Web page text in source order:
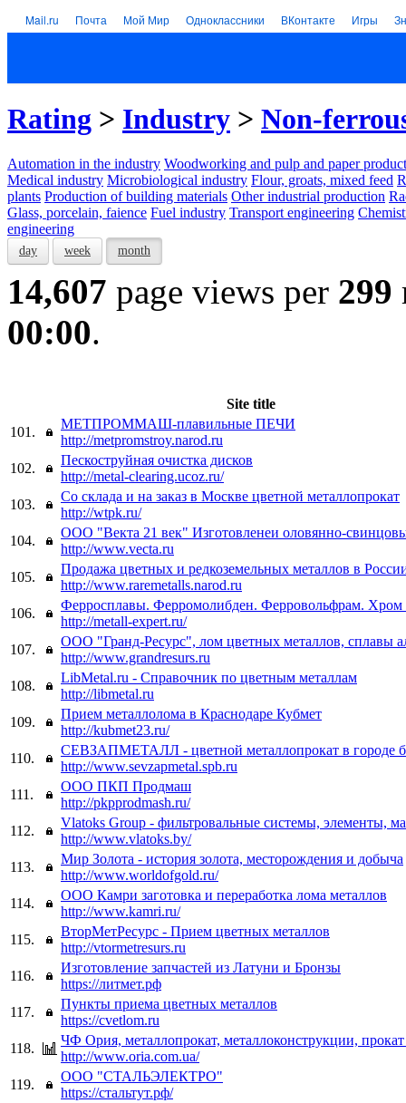
Mail.ru Почта Мой Мир Одноклассники ВКонтакте Игры
Rating > Industry > Non-
Automation in the industry Woodworking and pulp and paper
Medical industry Microbiological industry Flour, groats, mixed feed
plants Production of building materials Other industrial production
Glass, porcelain, faience Fuel industry Transport engineering
engineering
day week month
14,607 page views per 299
00:00.
Site title
101.
МЕТПРОММАШ-плавильные ПЕЧИ
http://metpromstroy.narod.ru
102.
Пескоструйная очистка дисков
http://metal-clearing.ucoz.ru/
103.
Со склада и на заказ в Москве цветной металлопрокат
http://wtpk.ru/
104.
ООО "Векта 21 век" Изготовленеи оловянно-
http://www.vecta.ru
105.
Продажа цветных и редкоземельных металлов в
http://www.raremetalls.narod.ru
106.
Ферросплавы. Ферромолибден. Ферровольфрам. Хром
http://metall-expert.ru/
107.
ООО "Гранд-Ресурс", лом цветных металлов, сплавы
http://www.grandresurs.ru
108.
LibMetal.ru - Справочник по цветным металлам
http://libmetal.ru
109.
Прием металлолома в Краснодаре Кубмет
http://kubmet23.ru/
110.
СЕВЗАПМЕТАЛЛ - цветной металлопрокат в городе
http://www.sevzapmetal.spb.ru
111.
ООО ПКП Продмаш
http://pkpprodmash.ru/
112.
Vlatoks Group - фильтровальные системы, элементы,
http://www.vlatoks.by/
113.
Мир Золота - история золота, месторождения и добыча
http://www.worldofgold.ru/
114.
ООО Камри заготовка и переработка лома металлов
http://www.kamri.ru/
115.
ВторМетРесурс - Прием цветных металлов
http://vtormetresurs.ru
116.
Изготовление запчастей из Латуни и Бронзы
https://литмет.рф
117.
Пункты приема цветных металлов
https://cvetlom.ru
118.
ЧФ Ория, металлопрокат, металлоконструкции,
http://www.oria.com.ua/
119.
ООО "СТАЛЬЭЛЕКТРО"
https://стальтут.рф/